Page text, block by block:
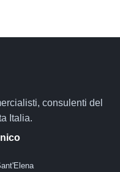
consulenti del
Italia.